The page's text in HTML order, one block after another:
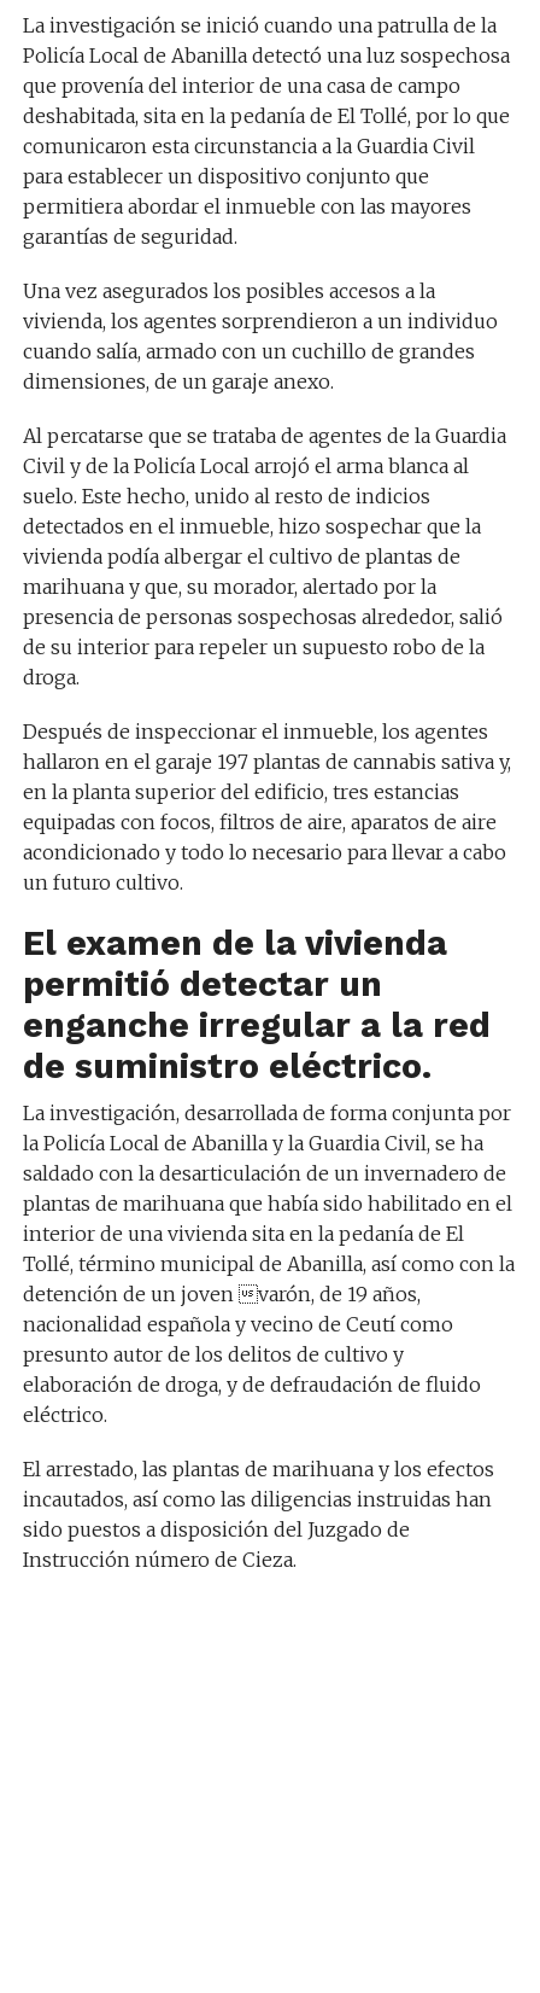
La investigación se inició cuando una patrulla de la
Policía Local de Abanilla detectó una luz sospechosa
que provenía del interior de una casa de campo
deshabitada, sita en la pedanía de El Tollé, por lo que
comunicaron esta circunstancia a la Guardia Civil
para establecer un dispositivo conjunto que
permitiera abordar el inmueble con las mayores
garantías de seguridad.
Una vez asegurados los posibles accesos a la
vivienda, los agentes sorprendieron a un individuo
cuando salía, armado con un cuchillo de grandes
dimensiones, de un garaje anexo.
Al percatarse que se trataba de agentes de la Guardia
Civil y de la Policía Local arrojó el arma blanca al
suelo. Este hecho, unido al resto de indicios
detectados en el inmueble, hizo sospechar que la
vivienda podía albergar el cultivo de plantas de
marihuana y que, su morador, alertado por la
presencia de personas sospechosas alrededor, salió
de su interior para repeler un supuesto robo de la
droga.
Después de inspeccionar el inmueble, los agentes
hallaron en el garaje 197 plantas de cannabis sativa y,
en la planta superior del edificio, tres estancias
equipadas con focos, filtros de aire, aparatos de aire
acondicionado y todo lo necesario para llevar a cabo
un futuro cultivo.
El examen de la vivienda
permitió detectar un
enganche irregular a la red
de suministro eléctrico.
La investigación, desarrollada de forma conjunta por
la Policía Local de Abanilla y la Guardia Civil, se ha
saldado con la desarticulación de un invernadero de
plantas de marihuana que había sido habilitado en el
interior de una vivienda sita en la pedanía de El
Tollé, término municipal de Abanilla, así como con la
detención de un joven varón, de 19 años,
nacionalidad española y vecino de Ceutí como
presunto autor de los delitos de cultivo y
elaboración de droga, y de defraudación de fluido
eléctrico.
El arrestado, las plantas de marihuana y los efectos
incautados, así como las diligencias instruidas han
sido puestos a disposición del Juzgado de
Instrucción número de Cieza.